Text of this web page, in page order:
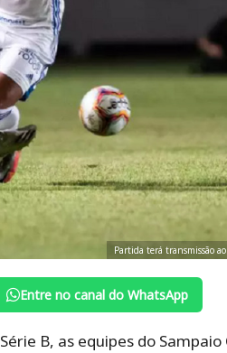
Partida terá transmissão
Entre no canal do WhatsApp
B, as equipes do Sampaio